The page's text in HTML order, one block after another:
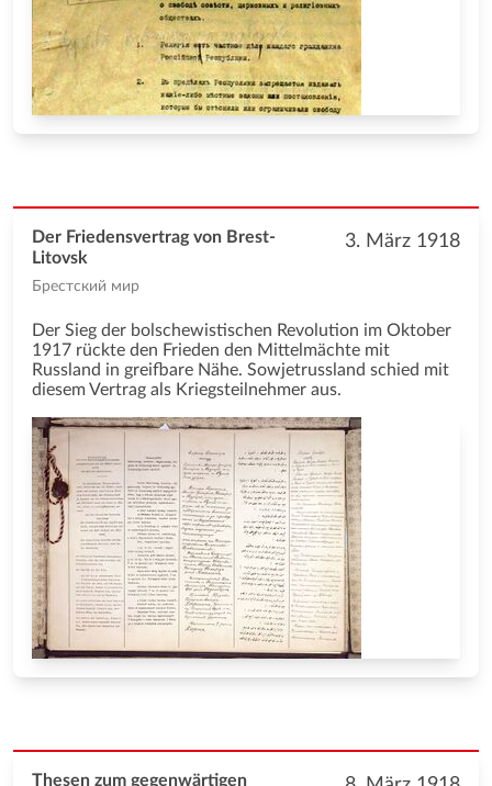
3. März 1918
Der Friedensvertrag von Brest-
Litovsk
Брестский мир
Der Sieg der bolschewistischen Revolution im Oktober
1917 rückte den Frieden den Mittelmächte mit
Russland in greifbare Nähe. Sowjetrussland schied mit
diesem Vertrag als Kriegsteilnehmer aus.
Thesen zum gegenwärtigen